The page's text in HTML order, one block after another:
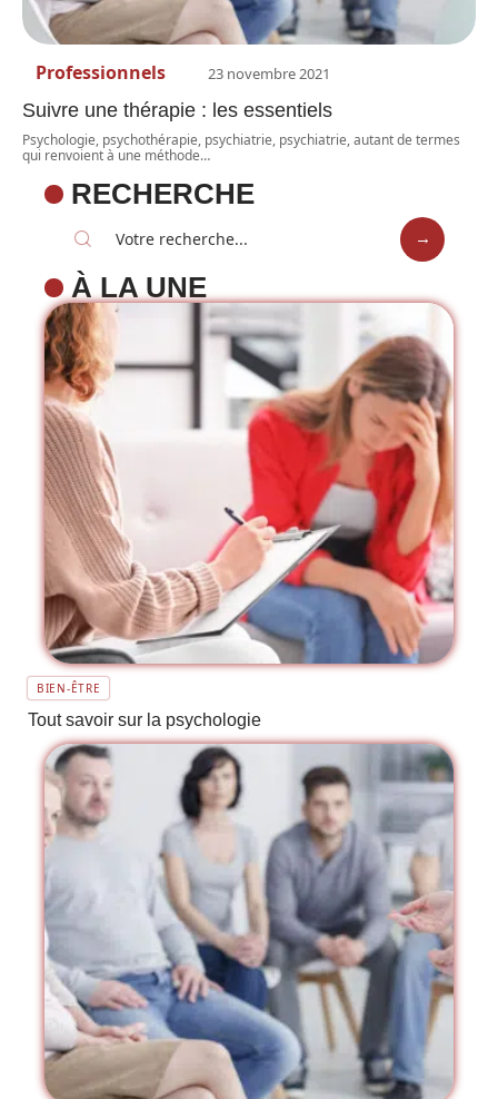
Professionnels 23 novembre 2021
Suivre une thérapie : les essentiels
Psychologie, psychothérapie, psychiatrie, psychiatrie, autant de termes
qui renvoient à une méthode…
RECHERCHE
À LA UNE
BIEN-ÊTRE
Tout savoir sur la psychologie